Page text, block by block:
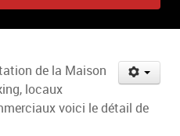
de la Maison
locaux
voici le détail de